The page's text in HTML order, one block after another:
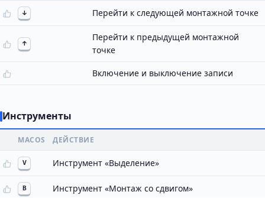
↓ Перейти к следующей монтажной точке
↑
Перейти к предыдущей монтажной
точке
Включение и выключение записи
Инструменты
MACOS ДЕЙСТВИЕ
V Инструмент «Выделение»
B Инструмент «Монтаж со сдвигом»